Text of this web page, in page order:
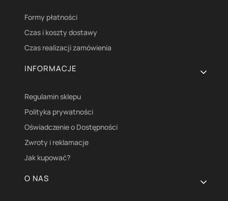
Formy płatności
Czas i koszty dostawy
Czas realizacji zamówienia
INFORMACJE
Regulamin sklepu
Polityka prywatności
Oświadczenie o Dostępności
Zwroty i reklamacje
Jak kupować?
O NAS